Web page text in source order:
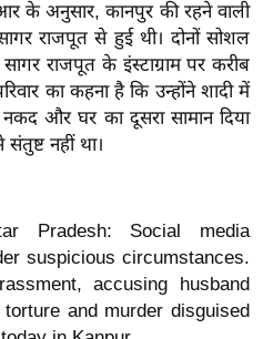
के अनुसार, कानपुर की रहने वाली
राजपूत से हुई थी। दोनों सोशल
राजपूत के इंस्टाग्राम पर करीब
का कहना है कि उन्होंने शादी में
और घर का दूसरा सामान दिया
नहीं था।
Pradesh: Social media
suspicious circumstances.
accusing husband
and murder disguised